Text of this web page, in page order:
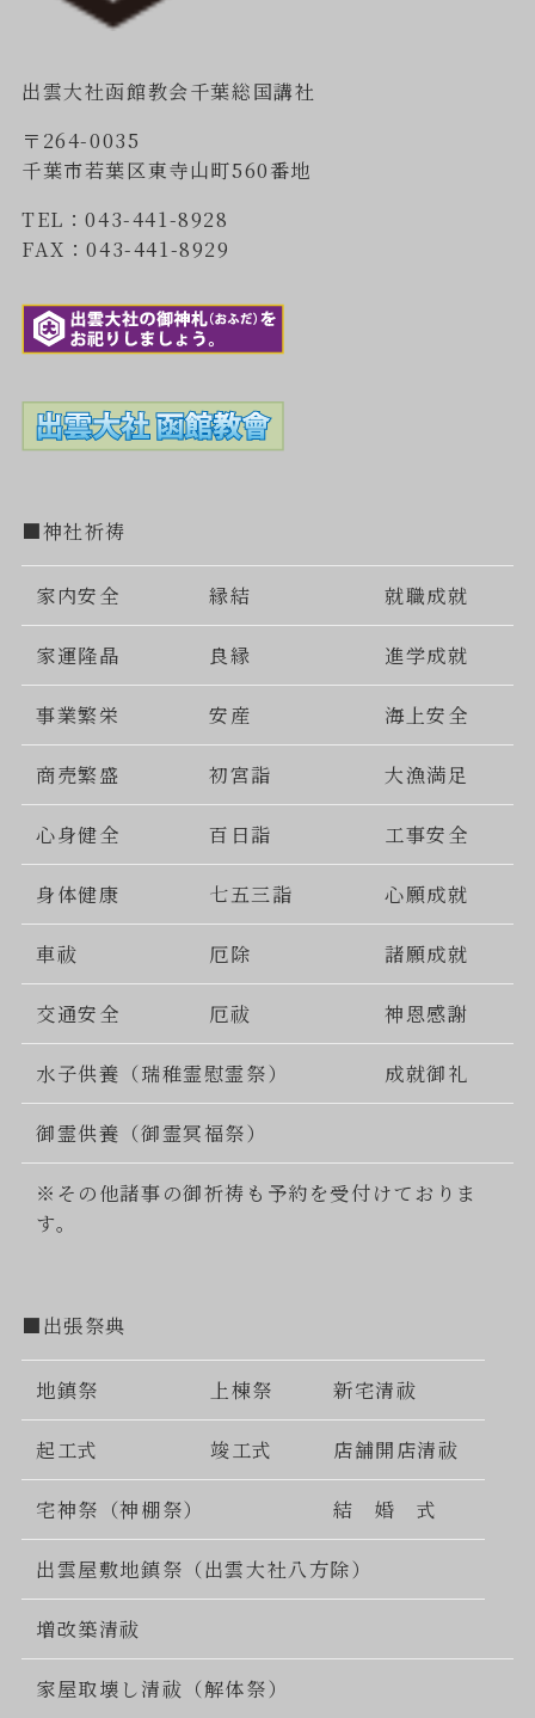
出雲大社函館教会千葉総国講社
〒264-0035
千葉市若葉区東寺山町560番地
TEL：043-441-8928
FAX：043-441-8929
■神社祈祷
家内安全 縁結 就職成就
家運隆晶 良縁 進学成就
事業繁栄 安産 海上安全
商売繁盛 初宮詣 大漁満足
心身健全 百日詣 工事安全
身体健康 七五三詣 心願成就
車祓 厄除 諸願成就
交通安全 厄祓 神恩感謝
水子供養（瑞稚霊慰霊祭） 成就御礼
御霊供養（御霊冥福祭）
※その他諸事の御祈祷も予約を受付けておりま
す。
■出張祭典
地鎮祭 上棟祭 新宅清祓
起工式 竣工式 店舗開店清祓
宅神祭（神棚祭） 結 婚 式
出雲屋敷地鎮祭（出雲大社八方除）
増改築清祓
家屋取壊し清祓（解体祭）